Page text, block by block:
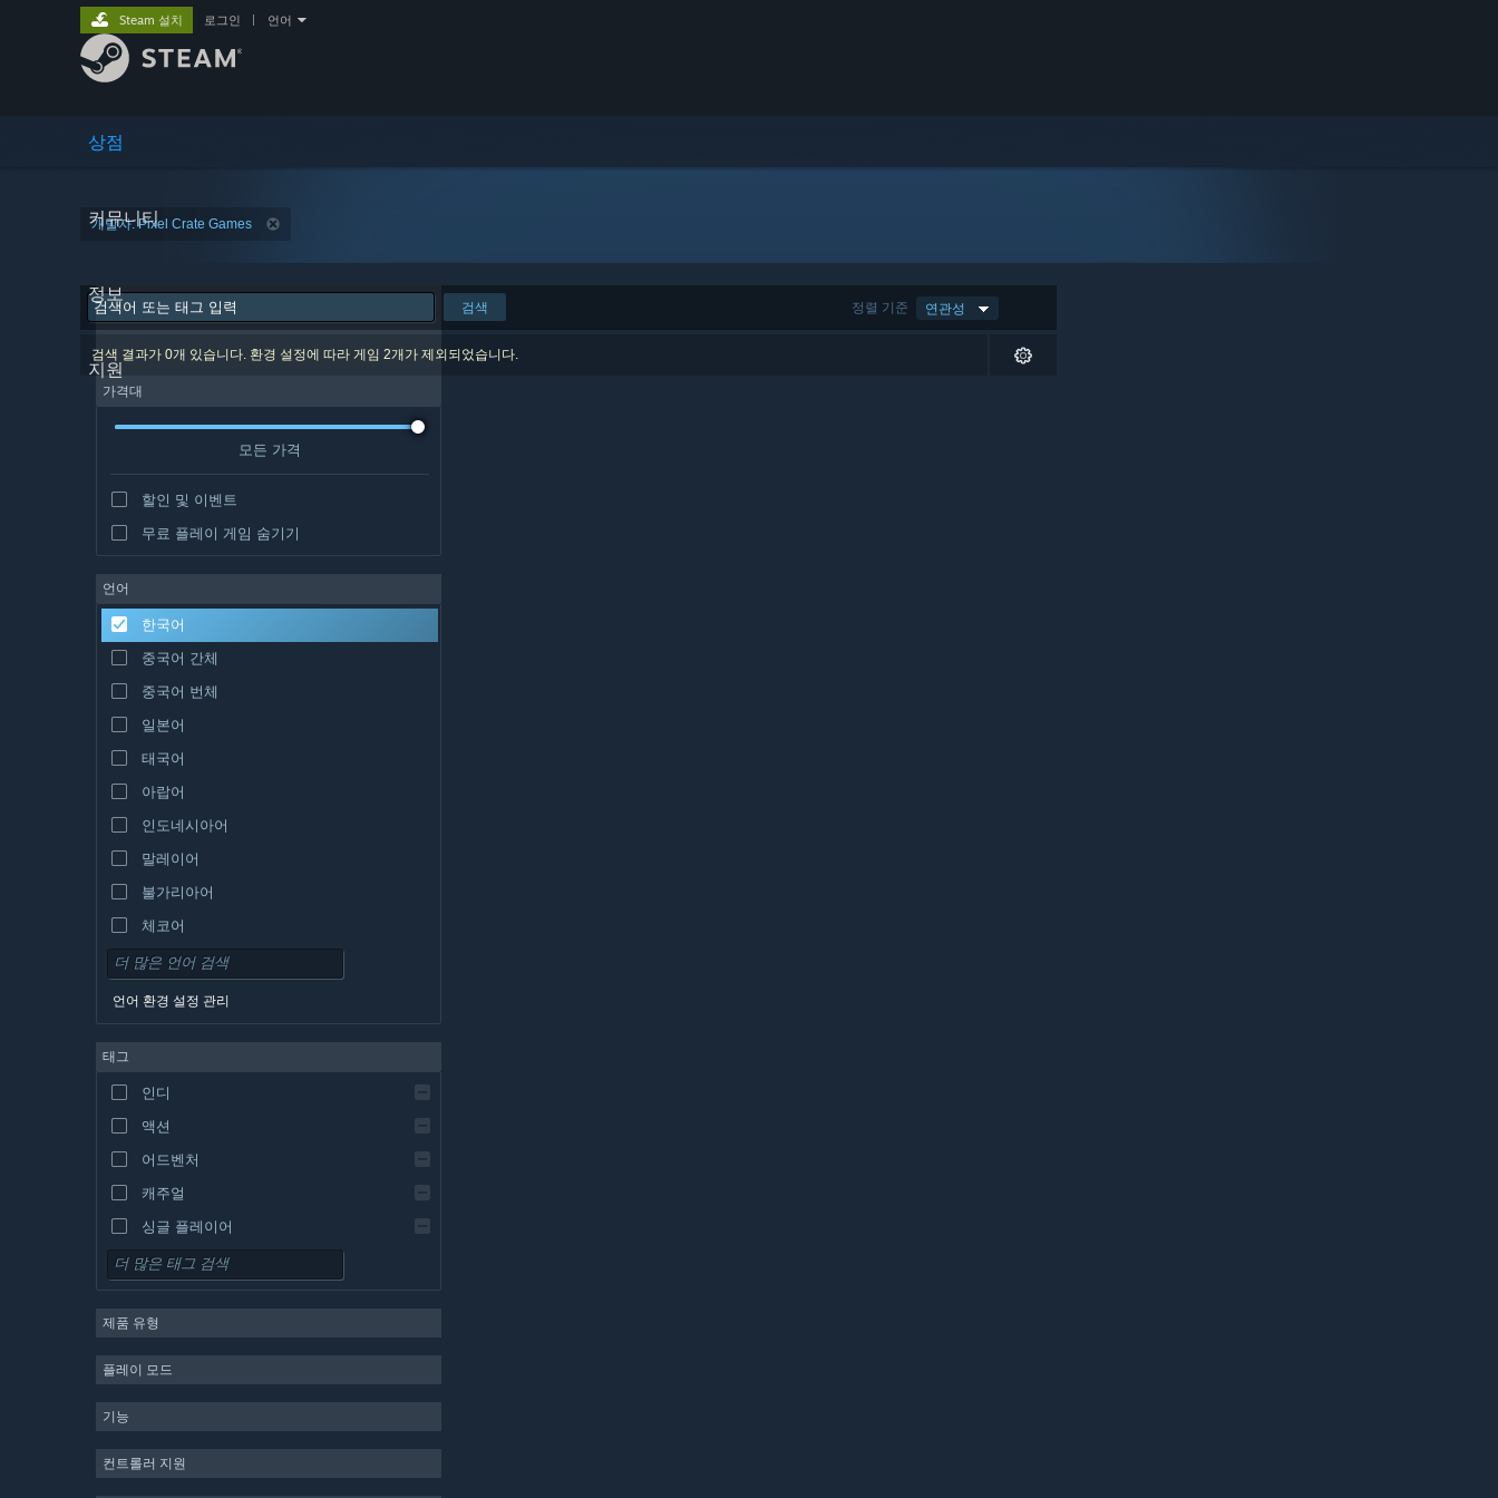
상점
커뮤니티
정보
지원
Steam 설치 로그인 언어
개발자: Pixel Crate Games
정렬 기준 연관성
검색
검색 결과가 0개 있습니다. 환경 설정에 따라 게임 2개가 제외되었습니다.
가격대
모든 가격
할인 및 이벤트
무료 플레이 게임 숨기기
언어
한국어
중국어 간체
중국어 번체
일본어
태국어
아랍어
인도네시아어
말레이어
불가리아어
체코어
덴마크어
독일어
스페인어 - 중남미
그리스어
언어 환경 설정 관리
태그
인디
액션
어드벤처
캐주얼
싱글 플레이어
시뮬레이션
전략
무료 플레이
제품 유형
플레이 모드
기능
컨트롤러 지원